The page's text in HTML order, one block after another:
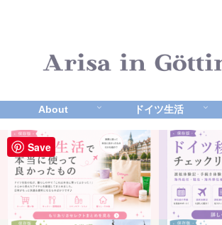
About ドイツ生活
Save